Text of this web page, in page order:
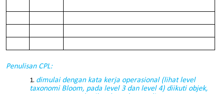
Penulisan CPL:
dimulai dengan kata kerja operasional (lihat level
taxonomi Bloom, pada level 3 dan level 4) diikuti objek,